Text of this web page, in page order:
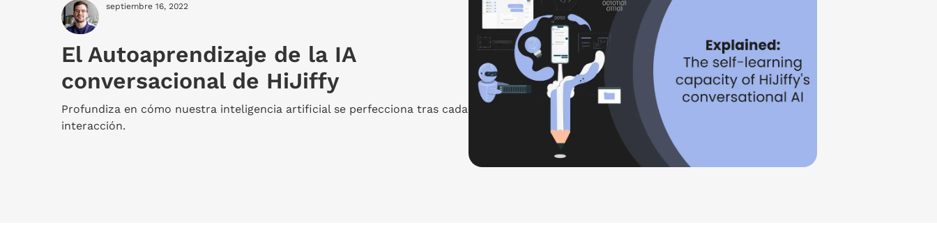
septiembre 16, 2022
El Autoaprendizaje de la IA
conversacional de HiJiffy
Profundiza en cómo nuestra inteligencia artificial se perfecciona tras cada
interacción.